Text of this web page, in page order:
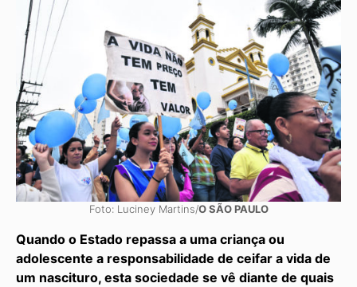
Foto: Luciney Martins/O SÃO PAULO
Quando o Estado repassa a uma criança ou
adolescente a responsabilidade de ceifar a vida de
um nascituro, esta sociedade se vê diante de quais